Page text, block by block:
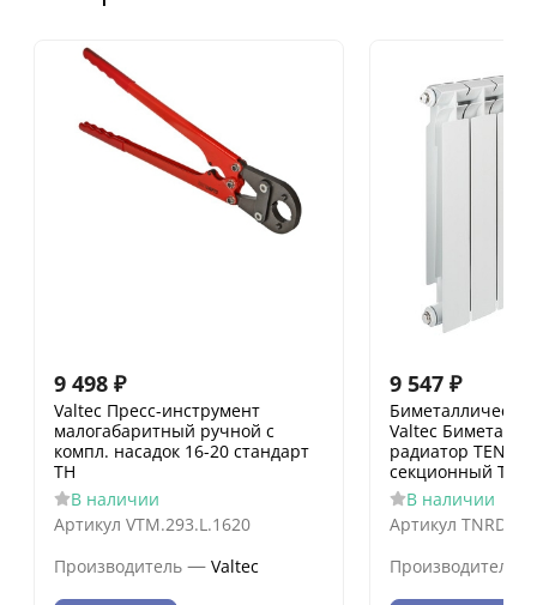
9 498 ₽
Valtec Пресс-инструмент
малогабаритный ручной с
компл. насадок 16-20 стандарт
TH
В наличии
Артикул VTM.293.L.1620
Производитель — Valtec
9 547 ₽
Valtec
радиатор
секционный
В наличии
Артикул
Производитель